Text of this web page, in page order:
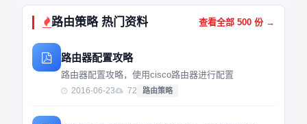
路由策略 热门资料 查看全部 500 份 →
路由器配置攻略
路由器配置攻略，使用cisco路由器进行配置
2016-06-23 72 路由策略